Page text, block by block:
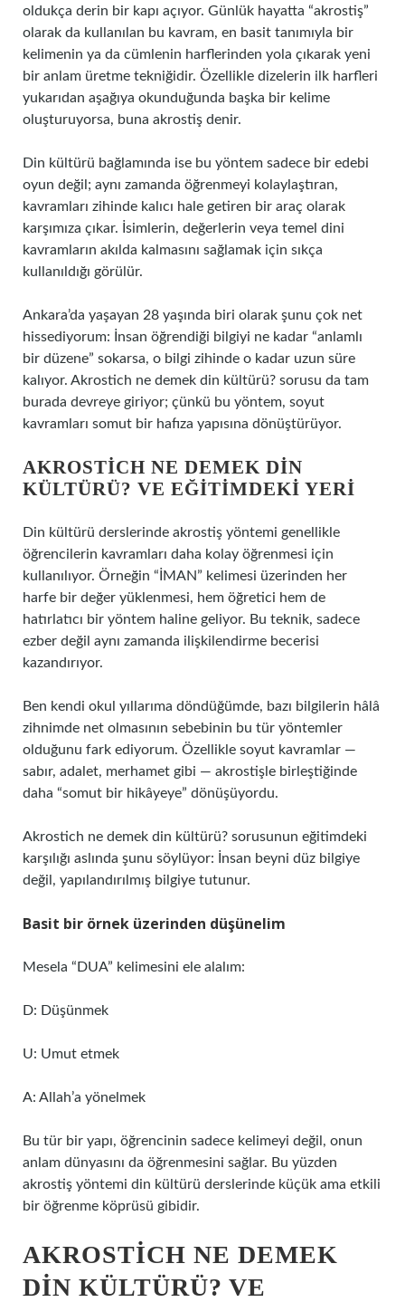
oldukça derin bir kapı açıyor. Günlük hayatta “akrostiş”
olarak da kullanılan bu kavram, en basit tanımıyla bir
kelimenin ya da cümlenin harflerinden yola çıkarak yeni
bir anlam üretme tekniğidir. Özellikle dizelerin ilk harfleri
yukarıdan aşağıya okunduğunda başka bir kelime
oluşturuyorsa, buna akrostiş denir.
Din kültürü bağlamında ise bu yöntem sadece bir edebi
oyun değil; aynı zamanda öğrenmeyi kolaylaştıran,
kavramları zihinde kalıcı hale getiren bir araç olarak
karşımıza çıkar. İsimlerin, değerlerin veya temel dini
kavramların akılda kalmasını sağlamak için sıkça
kullanıldığı görülür.
Ankara’da yaşayan 28 yaşında biri olarak şunu çok net
hissediyorum: İnsan öğrendiği bilgiyi ne kadar “anlamlı
bir düzene” sokarsa, o bilgi zihinde o kadar uzun süre
kalıyor. Akrostich ne demek din kültürü? sorusu da tam
burada devreye giriyor; çünkü bu yöntem, soyut
kavramları somut bir hafıza yapısına dönüştürüyor.
AKROSTICH NE DEMEK DIN
KÜLTÜRÜ? VE EĞITIMDEKI YERI
Din kültürü derslerinde akrostiş yöntemi genellikle
öğrencilerin kavramları daha kolay öğrenmesi için
kullanılıyor. Örneğin “İMAN” kelimesi üzerinden her
harfe bir değer yüklenmesi, hem öğretici hem de
hatırlatıcı bir yöntem haline geliyor. Bu teknik, sadece
ezber değil aynı zamanda ilişkilendirme becerisi
kazandırıyor.
Ben kendi okul yıllarıma döndüğümde, bazı bilgilerin hâlâ
zihnimde net olmasının sebebinin bu tür yöntemler
olduğunu fark ediyorum. Özellikle soyut kavramlar —
sabır, adalet, merhamet gibi — akrostişle birleştiğinde
daha “somut bir hikâyeye” dönüşüyordu.
Akrostich ne demek din kültürü? sorusunun eğitimdeki
karşılığı aslında şunu söylüyor: İnsan beyni düz bilgiye
değil, yapılandırılmış bilgiye tutunur.
Basit bir örnek üzerinden düşünelim
Mesela “DUA” kelimesini ele alalım:
D: Düşünmek
U: Umut etmek
A: Allah’a yönelmek
Bu tür bir yapı, öğrencinin sadece kelimeyi değil, onun
anlam dünyasını da öğrenmesini sağlar. Bu yüzden
akrostiş yöntemi din kültürü derslerinde küçük ama etkili
bir öğrenme köprüsü gibidir.
AKROSTICH NE DEMEK
DIN KÜLTÜRÜ? VE